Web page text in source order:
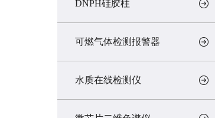
DNPH硅胶柱
可燃气体检测报警器
水质在线检测仪